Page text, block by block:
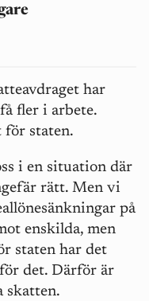
har
fler i arbete.
staten.
i en situation där
rätt. Men vi
på
enskilda, men
staten har det
det. Därför är
skatten.